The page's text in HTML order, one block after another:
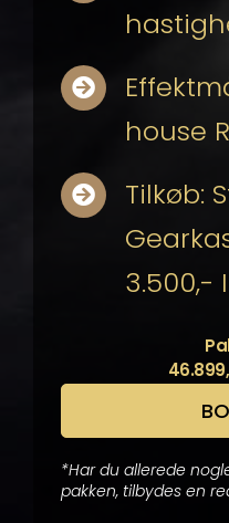
house
Tilkøb:
3.500,-
*Har du allerede
pakken, tilbydes en